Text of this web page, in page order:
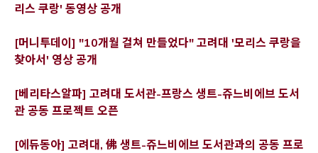
리스 쿠랑' 동영상 공개
[머니투데이] "10개월 걸쳐 만들었다" 고려대 '모리스 쿠랑을
찾아서' 영상 공개
[베리타스알파] 고려대 도서관-프랑스 생트-쥬느비에브 도서
관 공동 프로젝트 오픈
[에듀동아] 고려대, 佛 생트-쥬느비에브 도서관과의 공동 프로